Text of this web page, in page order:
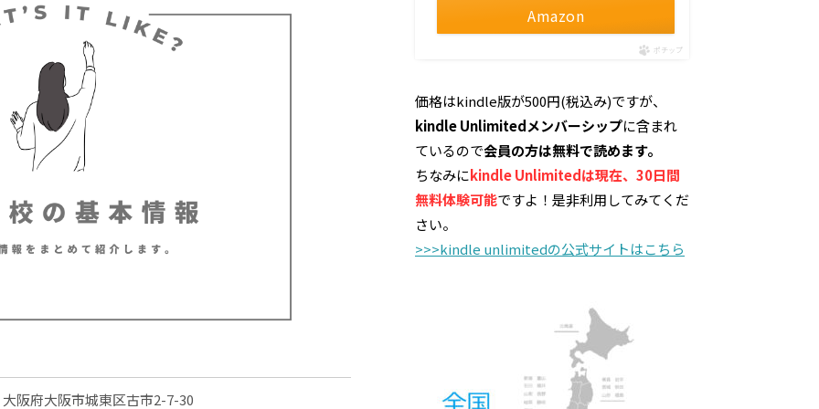
大阪府大阪市城東区古市2-7-30
Amazon
ポチップ
価格はkindle版が500円(税込み)ですが、
kindle Unlimitedメンバーシップに含まれ
ているので会員の方は無料で読めます。
ちなみにkindle Unlimitedは現在、30日間
無料体験可能ですよ！是非利用してみてくだ
さい。
>>>kindle unlimitedの公式サイトはこちら